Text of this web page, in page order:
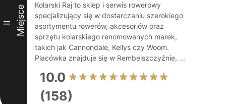
II Miejsce
Kolarski Raj to sklep i serwis rowerowy
specjalizujący się w dostarczaniu szerokiego
asortymentu rowerów, akcesoriów oraz
sprzętu kolarskiego renomowanych marek,
takich jak Cannondale, Kellys czy Woom.
Placówka znajduje się w Rembelszczyźnie, ...
10.0
(158)